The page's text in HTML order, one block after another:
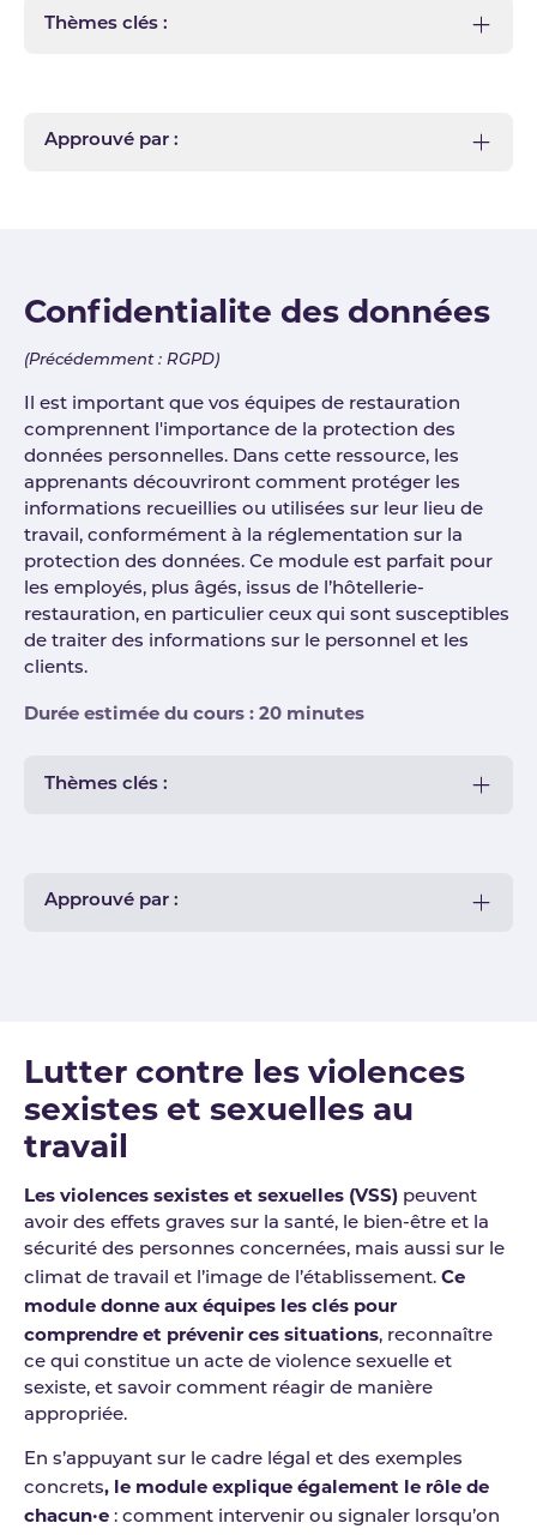
Thèmes clés :
Approuvé par :
Confidentialite des données
(Précédemment : RGPD)
Il est important que vos équipes de restauration
comprennent l'importance de la protection des
données personnelles. Dans cette ressource, les
apprenants découvriront comment protéger les
informations recueillies ou utilisées sur leur lieu de
travail, conformément à la réglementation sur la
protection des données. Ce module est parfait pour
les employés, plus âgés, issus de l’hôtellerie-
restauration, en particulier ceux qui sont susceptibles
de traiter des informations sur le personnel et les
clients.
Durée estimée du cours : 20 minutes
Thèmes clés :
Approuvé par :
Lutter contre les violences
sexistes et sexuelles au
travail
Les violences sexistes et sexuelles (VSS) peuvent
avoir des effets graves sur la santé, le bien-être et la
sécurité des personnes concernées, mais aussi sur le
climat de travail et l’image de l’établissement. Ce
module donne aux équipes les clés pour
comprendre et prévenir ces situations, reconnaître
ce qui constitue un acte de violence sexuelle et
sexiste, et savoir comment réagir de manière
appropriée.
En s’appuyant sur le cadre légal et des exemples
concrets, le module explique également le rôle de
chacun·e : comment intervenir ou signaler lorsqu’on